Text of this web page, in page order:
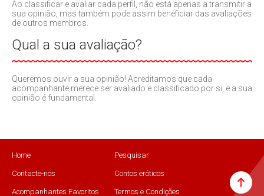
Ao classificar e avaliar cada perfil, não está apenas a transmitir a
sua opinião, mas também pode assim beneficiar das avaliações
de outros membros.
Qual a sua avaliação?
Queremos ouvir a sua opinião! Acreditamos que cada
acompanhante merece ser avaliado e classificado por si, e a sua
opinião é fundamental.
Home Pesquisar
Contacte-nos Contos eróticos
Acompanhantes Favoritos Termos e Condições